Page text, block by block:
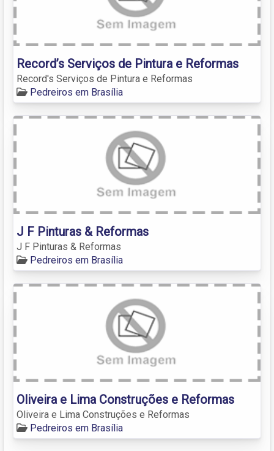
Record’s Serviços de Pintura e Reformas
Record's Serviços de Pintura e Reformas
Pedreiros em Brasília
J F Pinturas & Reformas
J F Pinturas & Reformas
Pedreiros em Brasília
Oliveira e Lima Construções e Reformas
Oliveira e Lima Construções e Reformas
Pedreiros em Brasília